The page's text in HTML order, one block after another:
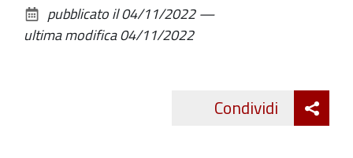
documento
pubblicato il04/11/2022—
ultima modifica04/11/2022
Condividi